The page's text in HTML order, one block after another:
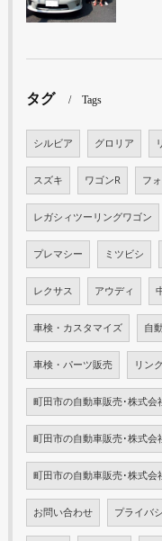
タグ Tags
シルビア グロリア
スズキ ワゴンR フ
レガシィツーリングワゴン
プレマシー ミツビシ
レクサス アウディ
車検・カスタマイズ 自
車検・パーツ販売 リンク
町田市の自動車販売･株式会
町田市の自動車販売･株式
町田市の自動車販売･株式
お問い合わせ プライバ